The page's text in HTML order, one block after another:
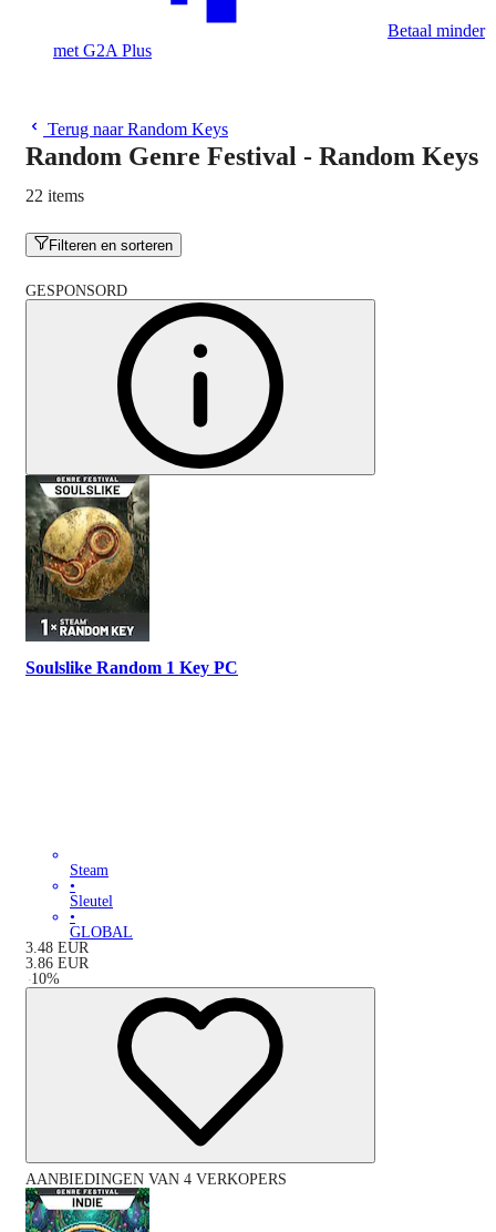
Betaal minder
met G2A Plus
Terug naar Random Keys
Random Genre Festival - Random Keys
22 items
Filteren en sorteren
GESPONSORD
Soulslike Random 1 Key PC
Steam
•
Sleutel
•
GLOBAL
3.48 EUR
3.86 EUR
-10%
AANBIEDINGEN VAN 4 VERKOPERS